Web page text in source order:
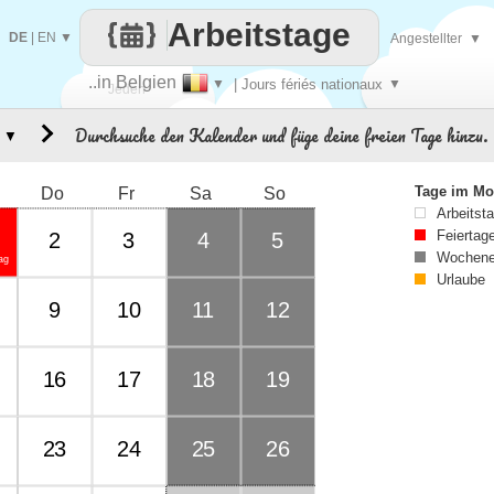
Jeden
..in Belgien ▼ | Jours fériés nationaux ▼
Arbeitstage
DE EN ▼ Angestellter ▼
Durchsuche den Kalender und füge deine freien Tage hinzu.
Do Fr Sa So
2 3 4 5
9 10 11 12
16 17 18 19
23 24 25 26
▼
Tage im
Urlaube